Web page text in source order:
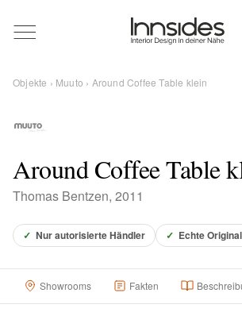
Magazin
Showrooms
Über uns
Objekte › Muuto › Around Coffee Table klein
Around Coffee Table
Thomas Bentzen, 2011
✓ Nur autorisierte Händler ✓ Echte
Showrooms Fakten